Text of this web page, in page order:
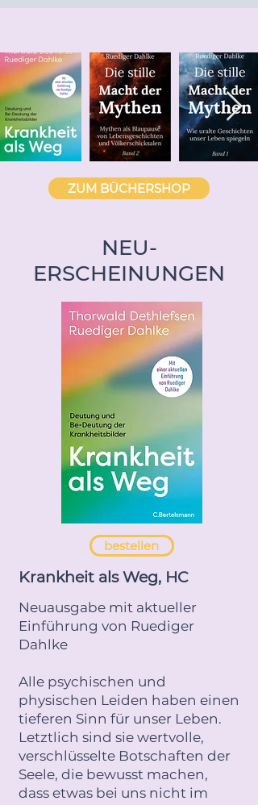
ZUM BÜCHERSHOP
NEU-
ERSCHEINUNGEN
bestellen
Krankheit als Weg, HC
Neuausgabe mit aktueller
Einführung von Ruediger
Dahlke
Alle psychischen und
physischen Leiden haben einen
tieferen Sinn für unser Leben.
Letztlich sind sie wertvolle,
verschlüsselte Botschaften der
Seele, die bewusst machen,
dass etwas bei uns nicht im